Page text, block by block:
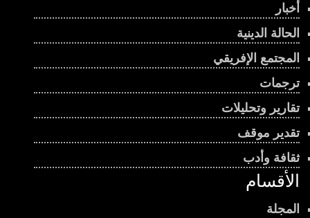
أخبار
الحالة الدينية
المجتمع الإفريقي
ترجمات
تقارير وتحليلات
تقدير موقف
ثقافة وأدب
الأقسام
المجلة